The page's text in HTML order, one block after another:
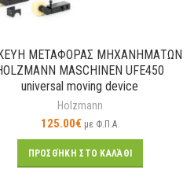
ΜΕΤΑΦΟΡΑΣ ΜΗΧΑΝΗΜΑΤΩΝ
MASCHINEN UFE450
universal moving device
Holzmann
125.00€ με Φ.Π.Α.
ΠΡΟΣΘΉΚΗ ΣΤΟ ΚΑΛΆΘΙ